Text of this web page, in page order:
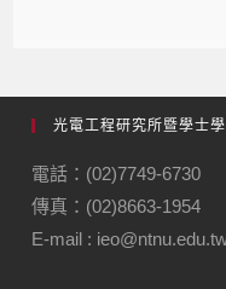
光電工程研究所暨學士
電話：(02)7749-6730
傳真：(02)8663-1954
E-mail :